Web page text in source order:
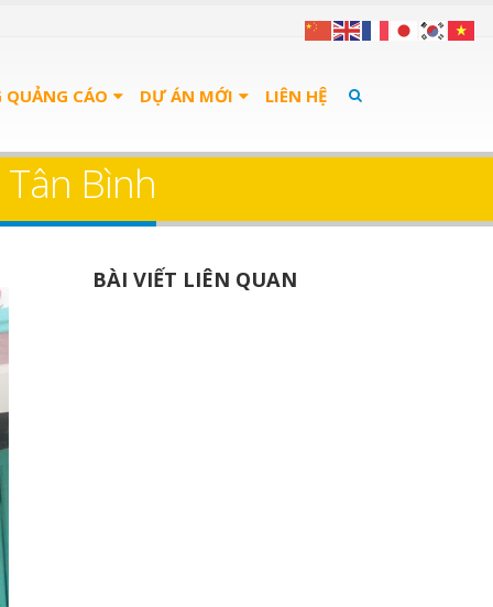
QUẢNG CÁO DỰ ÁN MỚI LIÊN HỆ
Bình
BÀI VIẾT LIÊN QUAN